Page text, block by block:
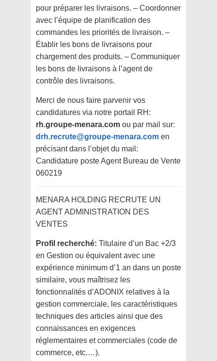
pour préparer les livraisons. – Coordonner
avec l’équipe de planification des
commandes les priorités de livraison. –
Établir les bons de livraisons pour
chargement des produits. – Communiquer
les bons de livraisons à l’agent de
contrôle des livraisons.
Merci de nous faire parvenir vos
candidatures via notre portail RH:
rh.groupe-menara.com ou par mail sur:
drh.recrute@groupe-menara.com en
précisant dans l’objet du mail:
Candidature poste Agent Bureau de Vente
060219
MENARA HOLDING RECRUTE UN
AGENT ADMINISTRATION DES
VENTES
Profil recherché: Titulaire d’un Bac +2/3
en Gestion ou équivalent avec une
expérience minimum d’1 an dans un poste
similaire, vous maîtrisez les
fonctionnalités d’ADONIX relatives à la
gestion commerciale, les caractéristiques
techniques des articles ainsi que des
connaissances en exigences
réglementaires et commerciales (code de
commerce, etc.…).